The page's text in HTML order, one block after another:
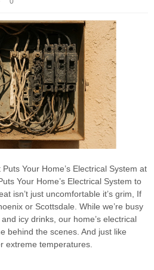
Your Home’s Electrical System at
Your Home’s Electrical System to
isn’t just uncomfortable it’s grim, If
or Scottsdale. While we’re busy
icy drinks, our home’s electrical
behind the scenes. And just like
extreme temperatures.